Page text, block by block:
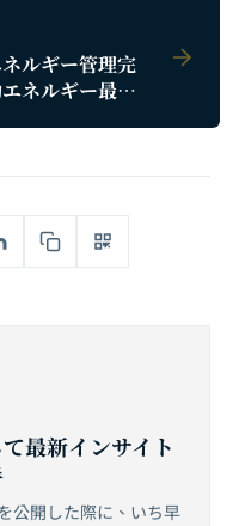
ルギー管理完
ネルギー最適
最新インサイト
公開した際に、いち早